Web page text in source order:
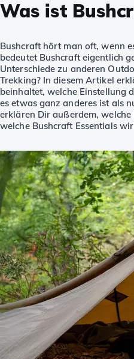
Was ist
Bushcraft hört man oft, wenn
bedeutet Bushcraft eigentlich
Unterschiede zu anderen
Trekking? In diesem Artikel
beinhaltet, welche Einstellung
es etwas ganz anderes ist als
erklären Dir außerdem,
welche Bushcraft Essentials